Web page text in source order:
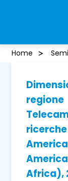
Home
Africa),